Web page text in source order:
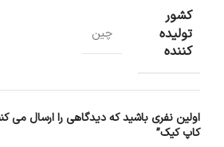
کشور
تولیده
کننده
چین
اولین نفری باشید که دیدگاهی را ارسال می
کاپ کیک”